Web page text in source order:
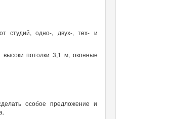
студий, одно-, двух-, тех- и
потолки 3,1 м, оконные
особое предложение и